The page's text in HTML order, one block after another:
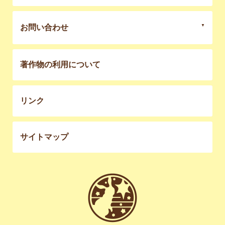
お問い合わせ
著作物の利用について
リンク
サイトマップ